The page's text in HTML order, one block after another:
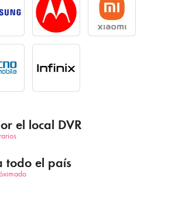
el local DVR
todo el país